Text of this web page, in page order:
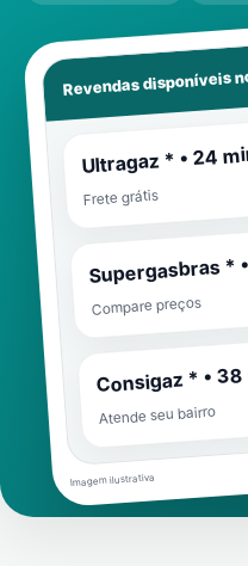
Revendas disponíveis
Ultragaz * • 24
Frete grátis
Supergasbras *
Compare preços
Consigaz * •
Atende seu bairro
Imagem ilustrativa